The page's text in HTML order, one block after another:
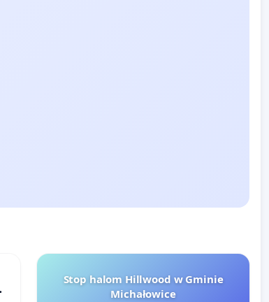
Stop halom Hillwood w Gminie
Michałowice